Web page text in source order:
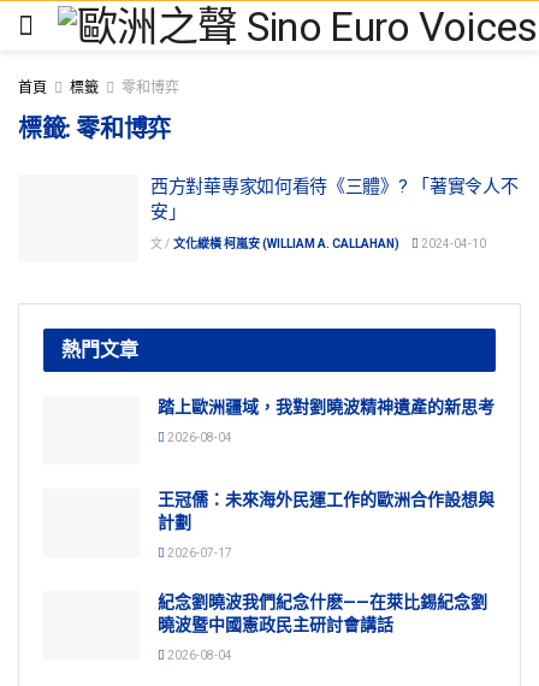
首頁 標籤 零和博弈
標籤:零和博弈
西方對華專家如何看待《三體》? 「著實令人不
安」
文 / 文化縱橫 柯嵐安 (WILLIAM A. CALLAHAN) 2024-04-10
熱門文章
踏上歐洲疆域，我對劉曉波精神遺產的新思考
2026-08-04
王冠儒：未來海外民運工作的歐洲合作設想與
計劃
2026-07-17
紀念劉曉波我們紀念什麽——在萊比錫紀念劉
曉波暨中國憲政民主研討會講話
2026-08-04